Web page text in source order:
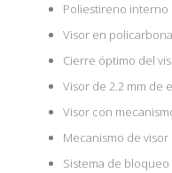
Poliestireno
Visor en
Cierre óptimo del
Visor de 2.2 mm de
Visor con
Mecanismo de
Sistema de bloqueo